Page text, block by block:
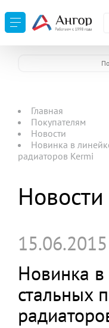
Главная
Покупателям
Новости
Новинка в
радиаторов Kermi
Новости
15.06.2015
Новинка
стальных